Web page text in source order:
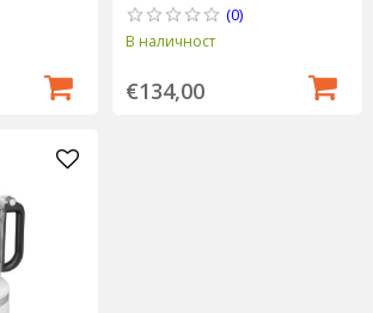
(0)
В наличност
€134,00